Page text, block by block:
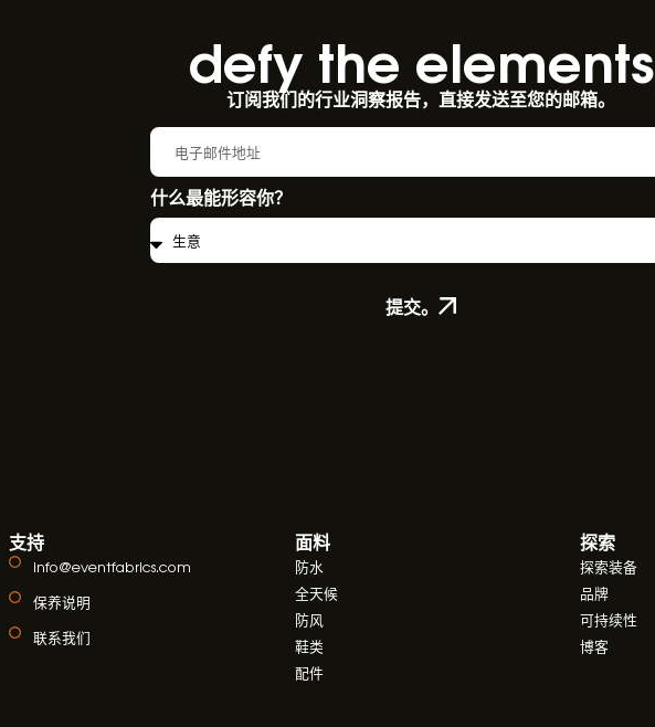
defy the elements​
订阅我们的行业洞察报告，直接发送至您的邮箱。
什么最能形容你？
提交。
支持
info@eventfabrics.com
保养说明
联系我们
面料
防水
全天候
防风
鞋类
配件
探索
探索装备
品牌
可持续性
博客